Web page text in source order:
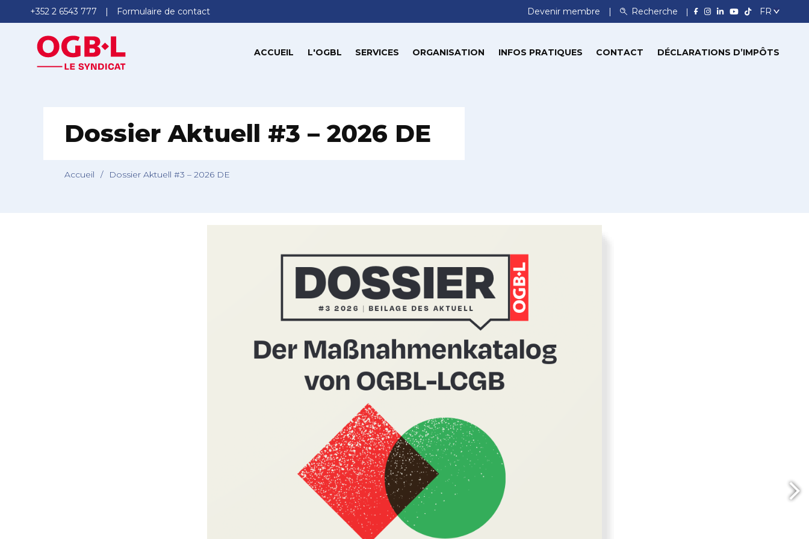
+352 2 6543 777 Formulaire de contact Devenir membre Recherche
ACCUEIL L'OGBL SERVICES ORGANISATION INFOS PRATIQUES CONTACT DÉCLARATIONS D’IMPÔTS
Dossier Aktuell #3 – 2026 DE
Accueil / Dossier Aktuell #3 – 2026 DE